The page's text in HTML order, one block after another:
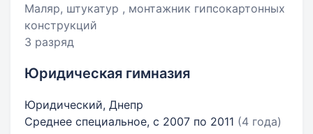
Маляр, штукатур , монтажник гипсокартонных
конструкций
3 разряд
Юридическая гимназия
Юридический, Днепр
Среднее специальное, с 2007 по 2011 (4 года)